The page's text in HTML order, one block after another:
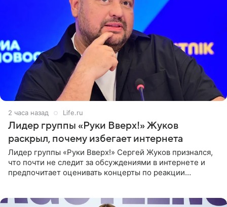
2 часа назад Life.ru
Лидер группы «Руки Вверх!» Жуков
раскрыл, почему избегает интернета
Лидер группы «Руки Вверх!» Сергей Жуков признался,
что почти не следит за обсуждениями в интернете и
предпочитает оценивать концерты по реакции